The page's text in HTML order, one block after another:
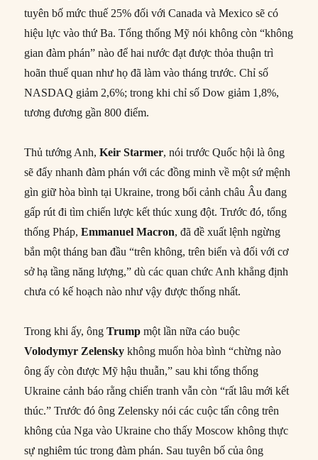
tuyên bố mức thuế 25% đối với Canada và Mexico sẽ có
hiệu lực vào thứ Ba. Tổng thống Mỹ nói không còn “không
gian đàm phán” nào để hai nước đạt được thỏa thuận trì
hoãn thuế quan như họ đã làm vào tháng trước. Chỉ số
NASDAQ giảm 2,6%; trong khi chỉ số Dow giảm 1,8%,
tương đương gần 800 điểm.
Thủ tướng Anh,Keir Starmer, nói trước Quốc hội là ông
sẽ đẩy nhanh đàm phán với các đồng minh về một sứ mệnh
gìn giữ hòa bình tại Ukraine, trong bối cảnh châu Âu đang
gấp rút đi tìm chiến lược kết thúc xung đột. Trước đó, tổng
thống Pháp,Emmanuel Macron, đã đề xuất lệnh ngừng
bắn một tháng ban đầu “trên không, trên biển và đối với cơ
sở hạ tầng năng lượng,” dù các quan chức Anh khẳng định
chưa có kế hoạch nào như vậy được thống nhất.
Trong khi ấy, ôngTrump một lần nữa cáo buộc
Volodymyr Zelensky không muốn hòa bình “chừng nào
ông ấy còn được Mỹ hậu thuẫn,” sau khi tổng thống
Ukraine cảnh báo rằng chiến tranh vẫn còn “rất lâu mới kết
thúc.” Trước đó ông Zelensky nói các cuộc tấn công trên
không của Nga vào Ukraine cho thấy Moscow không thực
sự nghiêm túc trong đàm phán. Sau tuyên bố của ông